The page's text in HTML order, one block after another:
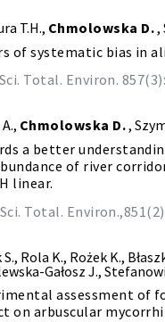
T.H., Chmolowska D.,
of systematic bias in
Sci. Total. Environ.
Chmolowska D.,
a better
of river
linear.
Sci. Total.
S., Rola K., Rożek K.,
Gałosz J.,
assessment of
on arbuscular